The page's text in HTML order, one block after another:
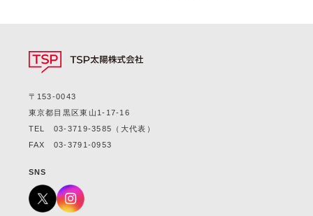
〒153-0043
東京都目黒区東山1-17-16
TEL 03-3719-3585
（大代表）
FAX 03-3791-0953
SNS